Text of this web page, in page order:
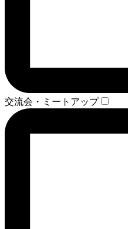
交流会・ミートアップ